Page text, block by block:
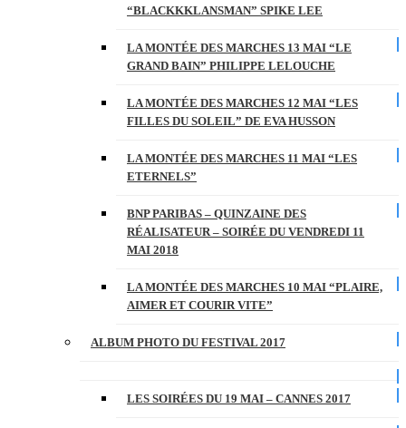
“BLACKKKLANSMAN” SPIKE LEE
LA MONTÉE DES MARCHES 13 MAI “LE
GRAND BAIN” PHILIPPE LELOUCHE
LA MONTÉE DES MARCHES 12 MAI “LES
FILLES DU SOLEIL” DE EVA HUSSON
LA MONTÉE DES MARCHES 11 MAI “LES
ETERNELS”
BNP PARIBAS – QUINZAINE DES
RÉALISATEUR – SOIRÉE DU VENDREDI 11
MAI 2018
LA MONTÉE DES MARCHES 10 MAI “PLAIRE,
AIMER ET COURIR VITE”
ALBUM PHOTO DU FESTIVAL 2017
LES SOIRÉES DU 19 MAI – CANNES 2017